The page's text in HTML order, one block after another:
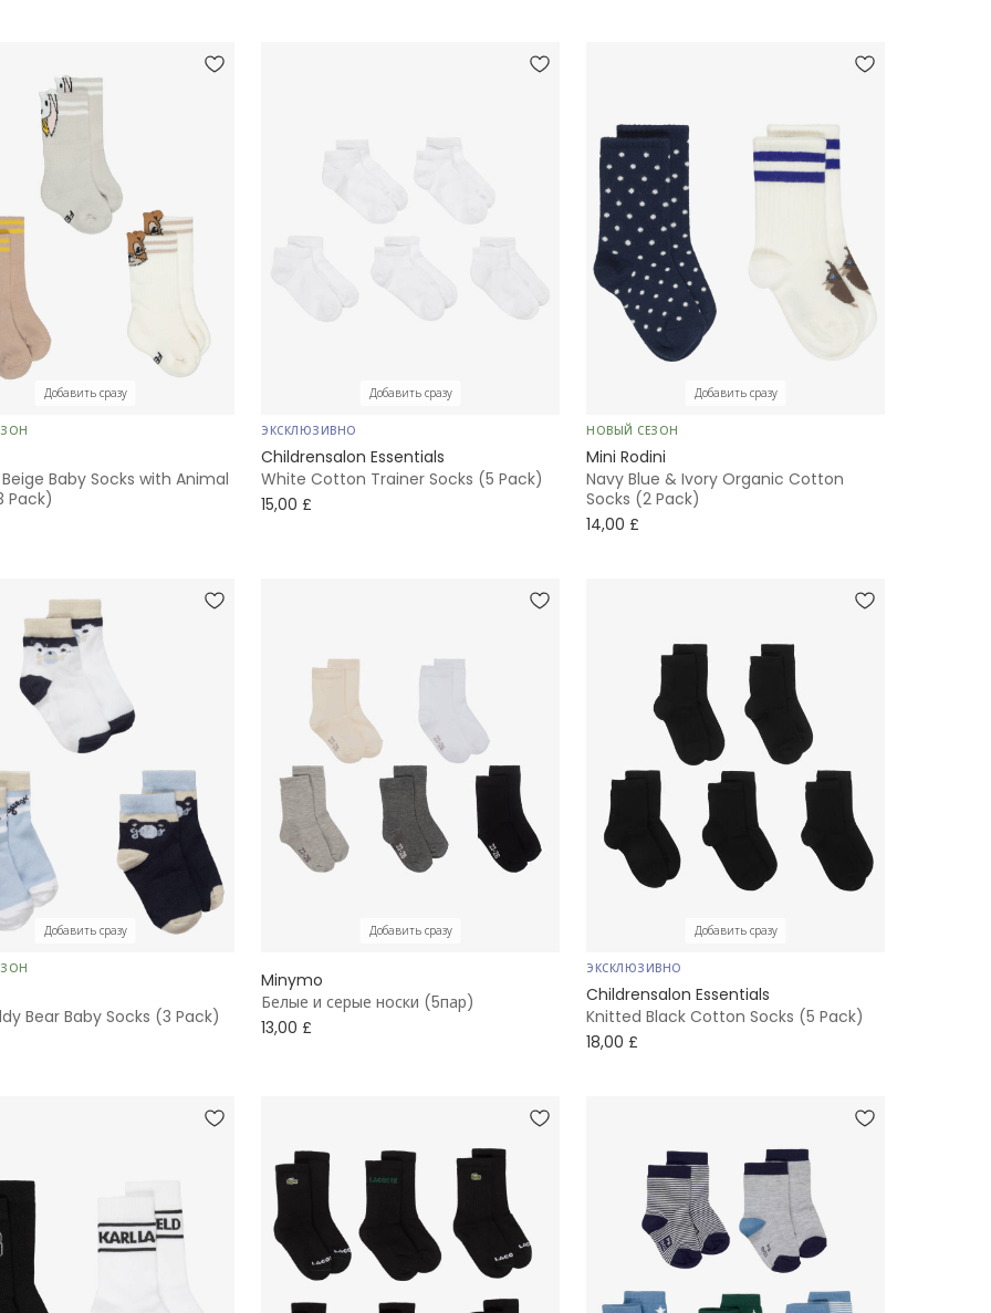
Добавить сразу
Baby Socks with Animal
Pack)
Добавить сразу
ЭКСКЛЮЗИВНО
Childrensalon Essentials
White Cotton Trainer Socks (5 Pack)
15,00 £
Добавить сразу
НОВЫЙ СЕЗОН
Mini Rodini
Navy Blue & Ivory Organic Cotton
Socks (2 Pack)
14,00 £
Добавить сразу
Bear Baby Socks (3 Pack)
Добавить сразу
Minymo
Белые и серые носки (5пар)
13,00 £
Добавить сразу
ЭКСКЛЮЗИВНО
Childrensalon Essentials
Knitted Black Cotton Socks (5 Pack)
18,00 £